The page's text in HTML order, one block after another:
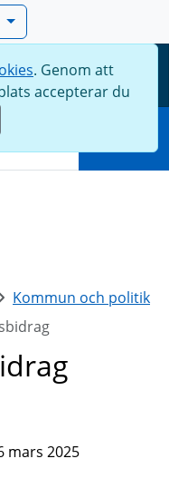
Meny
. Genom att
accepterar du
Kommun och politik
mars 2025